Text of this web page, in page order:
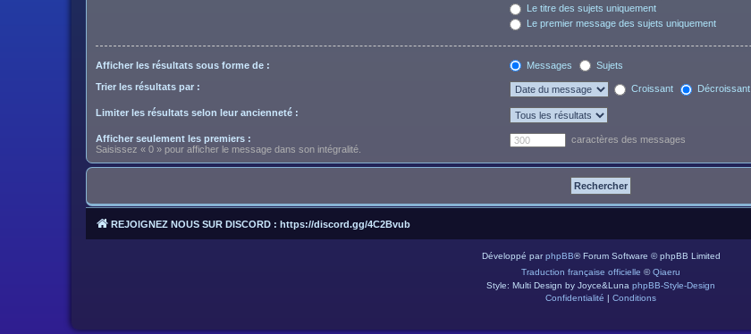
Le titre des sujets uniquement
Le premier message des sujets uniquement
Afficher les résultats sous forme de : Messages Sujets
Trier les résultats par : Croissant Décroissant
Limiter les résultats selon leur ancienneté :
Afficher seulement les premiers :
Saisissez « 0 » pour afficher le message dans son intégralité.
caractères des messages
REJOIGNEZ NOUS SUR DISCORD : https://discord.gg/4C2Bvub
Développé parphpBB® Forum Software © phpBB Limited
Traduction française officielle ©Qiaeru
Style: Multi Design by Joyce&Luna phpBB-Style-Design
Confidentialité | Conditions